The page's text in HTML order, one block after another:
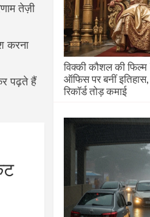
तेज़ी
करना
पढ़ते हैं
विक्की कौशल की फिल्म
ऑफिस पर बनीं
रिकॉर्ड तोड़ कमाई